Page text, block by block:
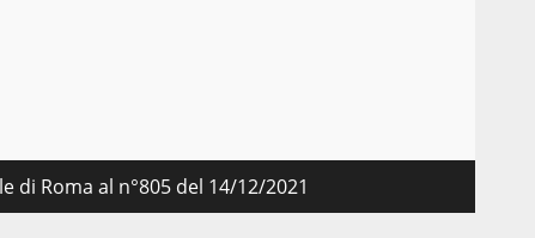
Roma al n°805 del 14/12/2021